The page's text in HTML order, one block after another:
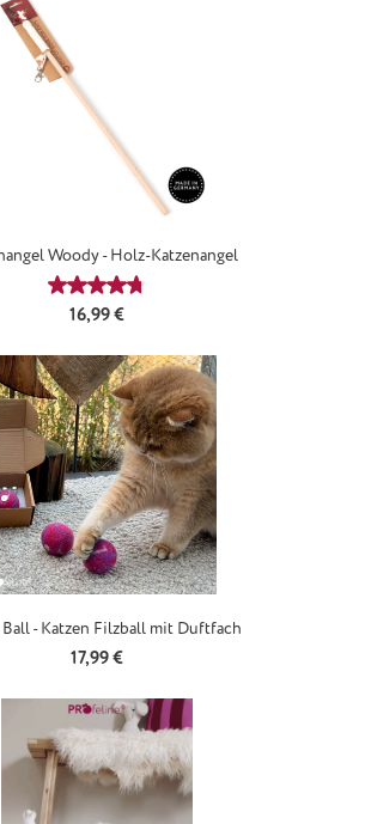
Woody - Holz-Katzenangel
Durchschnittliche Bewertung von
Regulärer Preis:
16,99 €
- Katzen Filzball mit Duftfach
Regulärer Preis:
17,99 €